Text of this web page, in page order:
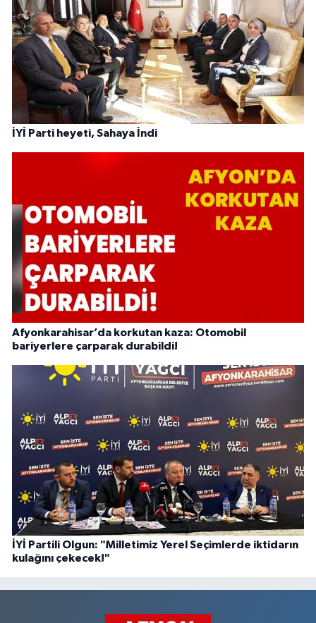
İYİ Parti heyeti, Sahaya İndi
Afyonkarahisar’da korkutan kaza: Otomobil
bariyerlere çarparak durabildi!
İYİ Partili Olgun: "Milletimiz Yerel Seçimlerde iktidarın
kulağını çekecek!"